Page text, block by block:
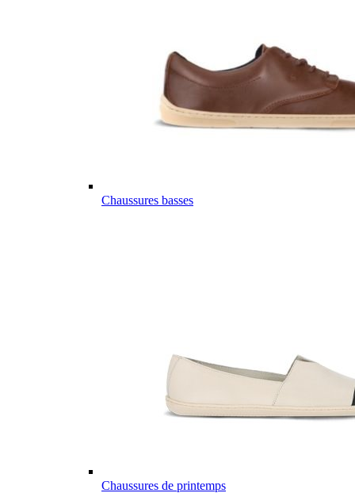
Chaussures basses
Chaussures de printemps